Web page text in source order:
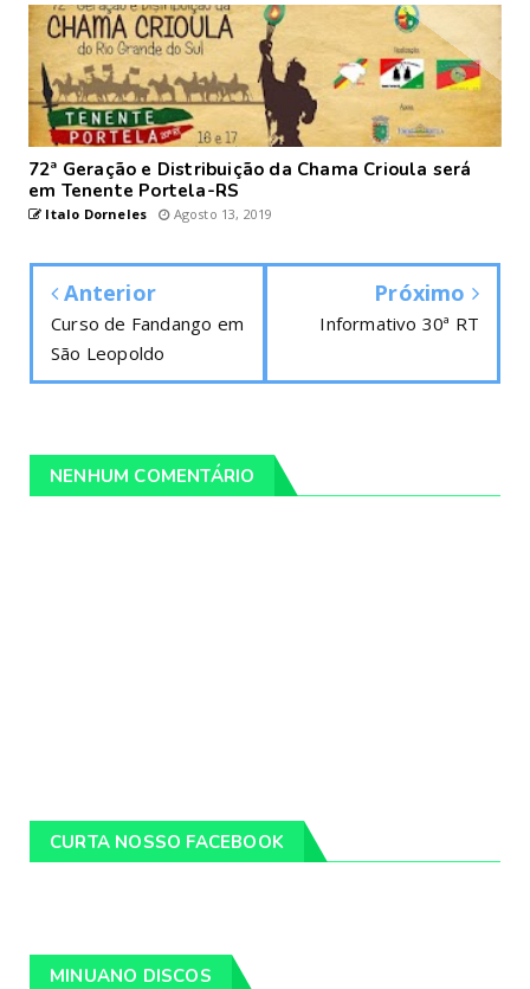
72ª Geração e Distribuição da Chama Crioula será
em Tenente Portela-RS
Italo Dorneles Agosto 13, 2019
Anterior
Curso de Fandango em
São Leopoldo
Próximo
Informativo 30ª RT
NENHUM COMENTÁRIO
CURTA NOSSO FACEBOOK
MINUANO DISCOS